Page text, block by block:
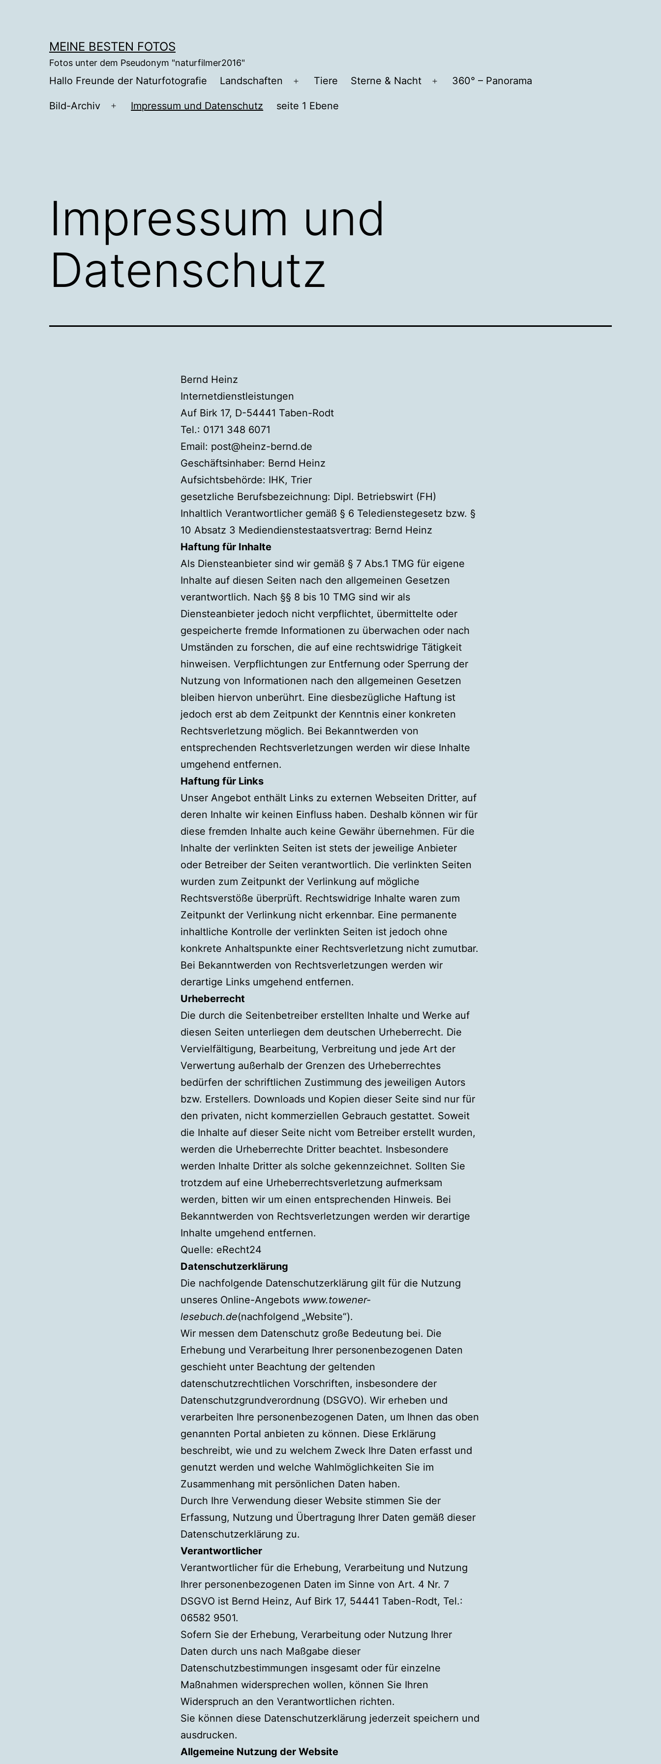
MEINE BESTEN FOTOS
Fotos unter dem Pseudonym "naturfilmer2016"
Hallo Freunde der Naturfotografie Landschaften
Menü
öffnen
Tiere Sterne & Nacht
Menü
360° – Panorama
Bild-Archiv
Menü
Impressum und Datenschutz seite 1 Ebene
Impressum und
Datenschutz
Bernd Heinz
Internetdienstleistungen
Auf Birk 17, D-54441 Taben-Rodt
Tel.: 0171 348 6071
Email: post@heinz-bernd.de
Geschäftsinhaber: Bernd Heinz
Aufsichtsbehörde: IHK, Trier
gesetzliche Berufsbezeichnung: Dipl. Betriebswirt (FH)
Inhaltlich Verantwortlicher gemäß § 6 Teledienstegesetz bzw. §
10 Absatz 3 Mediendienstestaatsvertrag: Bernd Heinz
Haftung für Inhalte
Als Diensteanbieter sind wir gemäß § 7 Abs.1 TMG für eigene
Inhalte auf diesen Seiten nach den allgemeinen Gesetzen
verantwortlich. Nach §§ 8 bis 10 TMG sind wir als
Diensteanbieter jedoch nicht verpflichtet, übermittelte oder
gespeicherte fremde Informationen zu überwachen oder nach
Umständen zu forschen, die auf eine rechtswidrige Tätigkeit
hinweisen. Verpflichtungen zur Entfernung oder Sperrung der
Nutzung von Informationen nach den allgemeinen Gesetzen
bleiben hiervon unberührt. Eine diesbezügliche Haftung ist
jedoch erst ab dem Zeitpunkt der Kenntnis einer konkreten
Rechtsverletzung möglich. Bei Bekanntwerden von
entsprechenden Rechtsverletzungen werden wir diese Inhalte
umgehend entfernen.
Haftung für Links
Unser Angebot enthält Links zu externen Webseiten Dritter, auf
deren Inhalte wir keinen Einfluss haben. Deshalb können wir für
diese fremden Inhalte auch keine Gewähr übernehmen. Für die
Inhalte der verlinkten Seiten ist stets der jeweilige Anbieter
oder Betreiber der Seiten verantwortlich. Die verlinkten Seiten
wurden zum Zeitpunkt der Verlinkung auf mögliche
Rechtsverstöße überprüft. Rechtswidrige Inhalte waren zum
Zeitpunkt der Verlinkung nicht erkennbar. Eine permanente
inhaltliche Kontrolle der verlinkten Seiten ist jedoch ohne
konkrete Anhaltspunkte einer Rechtsverletzung nicht zumutbar.
Bei Bekanntwerden von Rechtsverletzungen werden wir
derartige Links umgehend entfernen.
Urheberrecht
Die durch die Seitenbetreiber erstellten Inhalte und Werke auf
diesen Seiten unterliegen dem deutschen Urheberrecht. Die
Vervielfältigung, Bearbeitung, Verbreitung und jede Art der
Verwertung außerhalb der Grenzen des Urheberrechtes
bedürfen der schriftlichen Zustimmung des jeweiligen Autors
bzw. Erstellers. Downloads und Kopien dieser Seite sind nur für
den privaten, nicht kommerziellen Gebrauch gestattet. Soweit
die Inhalte auf dieser Seite nicht vom Betreiber erstellt wurden,
werden die Urheberrechte Dritter beachtet. Insbesondere
werden Inhalte Dritter als solche gekennzeichnet. Sollten Sie
trotzdem auf eine Urheberrechtsverletzung aufmerksam
werden, bitten wir um einen entsprechenden Hinweis. Bei
Bekanntwerden von Rechtsverletzungen werden wir derartige
Inhalte umgehend entfernen.
Quelle: eRecht24
Datenschutzerklärung
Die nachfolgende Datenschutzerklärung gilt für die Nutzung
unseres Online-Angebots www.towener-
lesebuch.de(nachfolgend „Website“).
Wir messen dem Datenschutz große Bedeutung bei. Die
Erhebung und Verarbeitung Ihrer personenbezogenen Daten
geschieht unter Beachtung der geltenden
datenschutzrechtlichen Vorschriften, insbesondere der
Datenschutzgrundverordnung (DSGVO). Wir erheben und
verarbeiten Ihre personenbezogenen Daten, um Ihnen das oben
genannten Portal anbieten zu können. Diese Erklärung
beschreibt, wie und zu welchem Zweck Ihre Daten erfasst und
genutzt werden und welche Wahlmöglichkeiten Sie im
Zusammenhang mit persönlichen Daten haben.
Durch Ihre Verwendung dieser Website stimmen Sie der
Erfassung, Nutzung und Übertragung Ihrer Daten gemäß dieser
Datenschutzerklärung zu.
Verantwortlicher
Verantwortlicher für die Erhebung, Verarbeitung und Nutzung
Ihrer personenbezogenen Daten im Sinne von Art. 4 Nr. 7
DSGVO ist Bernd Heinz, Auf Birk 17, 54441 Taben-Rodt, Tel.:
06582 9501.
Sofern Sie der Erhebung, Verarbeitung oder Nutzung Ihrer
Daten durch uns nach Maßgabe dieser
Datenschutzbestimmungen insgesamt oder für einzelne
Maßnahmen widersprechen wollen, können Sie Ihren
Widerspruch an den Verantwortlichen richten.
Sie können diese Datenschutzerklärung jederzeit speichern und
ausdrucken.
Allgemeine Nutzung der Website